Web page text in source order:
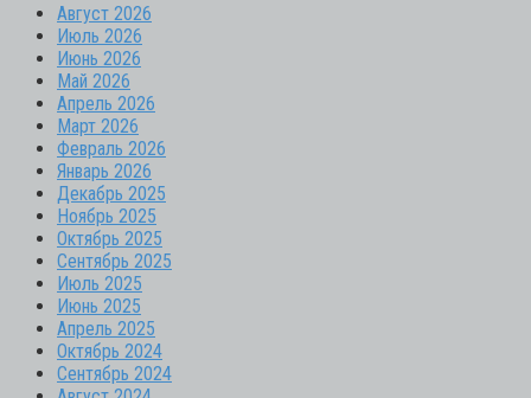
Август 2026
Июль 2026
Июнь 2026
Май 2026
Апрель 2026
Март 2026
Февраль 2026
Январь 2026
Декабрь 2025
Ноябрь 2025
Октябрь 2025
Сентябрь 2025
Июль 2025
Июнь 2025
Апрель 2025
Октябрь 2024
Сентябрь 2024